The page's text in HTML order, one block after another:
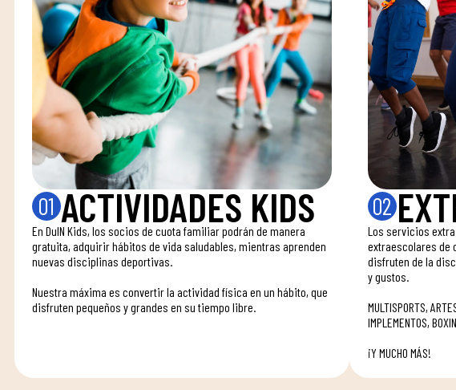
01 ACTIVIDADES KIDS
En DuIN Kids, los socios de cuota familiar podrán de manera
gratuita, adquirir hábitos de vida saludables, mientras aprenden
nuevas disciplinas deportivas.
Nuestra máxima es convertir la actividad física en un hábito, que
disfruten pequeños y grandes en su tiempo libre.
02
Los servicios
extraescolares de
disfruten de la
y gustos.
MULTISPORTS,
IMPLEMENTOS,
¡Y MUCHO MÁS!